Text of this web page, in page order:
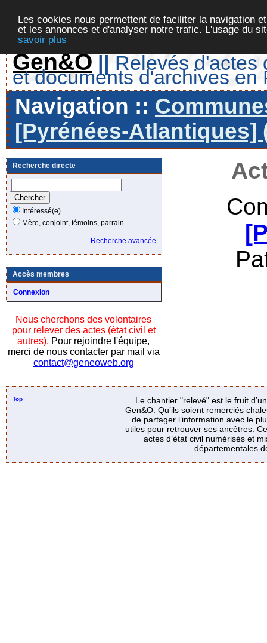
Les cookies nous permettent de faciliter la navigation
et les annonces et d'analyser notre trafic. L'usage du
savoir plus
Gen&O || Relevés d'actes
et documents d'archives en
Navigation ::
[Pyrénées-Atlantiques]
Recherche directe
Intéressé(e)
Mère, conjoint, témoins, parrain...
Recherche avancée
Accès membres
Connexion
Nous cherchons des volontaires
pour relever des actes (état civil et
autres). Pour rejoindre l'équipe,
merci de nous contacter par mail via
contact@geneoweb.org
Top
Le chantier "relevé" est le fruit
Gen&O. Qu’ils soient remerciés
de partager l’information avec le
utiles pour retrouver ses ancêtres.
actes d’état civil numérisés et
départementales